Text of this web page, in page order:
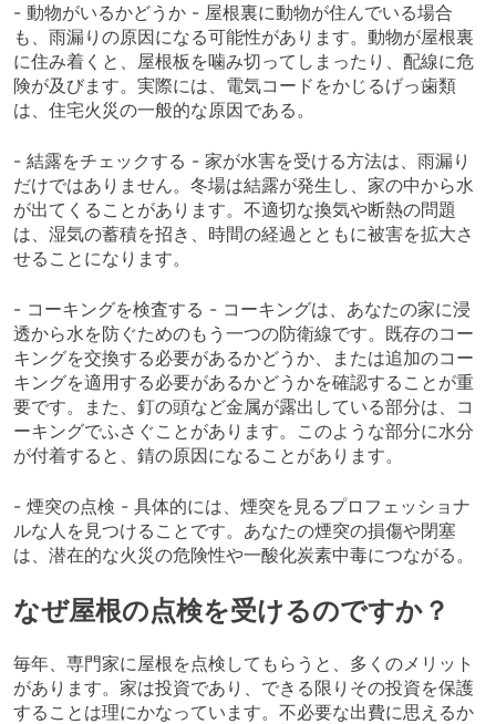
- 動物がいるかどうか - 屋根裏に動物が住んでいる場合
も、雨漏りの原因になる可能性があります。動物が屋根裏
に住み着くと、屋根板を噛み切ってしまったり、配線に危
険が及びます。実際には、電気コードをかじるげっ歯類
は、住宅火災の一般的な原因である。
- 結露をチェックする - 家が水害を受ける方法は、雨漏り
だけではありません。冬場は結露が発生し、家の中から水
が出てくることがあります。不適切な換気や断熱の問題
は、湿気の蓄積を招き、時間の経過とともに被害を拡大さ
せることになります。
- コーキングを検査する - コーキングは、あなたの家に浸
透から水を防ぐためのもう一つの防衛線です。既存のコー
キングを交換する必要があるかどうか、または追加のコー
キングを適用する必要があるかどうかを確認することが重
要です。また、釘の頭など金属が露出している部分は、コ
ーキングでふさぐことがあります。このような部分に水分
が付着すると、錆の原因になることがあります。
- 煙突の点検 - 具体的には、煙突を見るプロフェッショナ
ルな人を見つけることです。あなたの煙突の損傷や閉塞
は、潜在的な火災の危険性や一酸化炭素中毒につながる。
なぜ屋根の点検を受けるのですか？
毎年、専門家に屋根を点検してもらうと、多くのメリット
があります。家は投資であり、できる限りその投資を保護
することは理にかなっています。不必要な出費に思えるか